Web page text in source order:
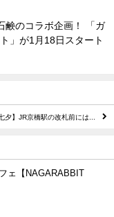
鹸のコラボ企画！ 「ガ
」が1月18日スタート
七夕】JR京橋駅の改札前には...
ェ【NAGARABBIT